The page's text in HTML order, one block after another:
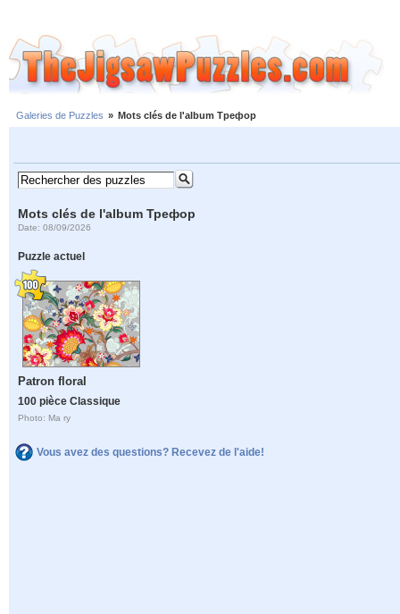
Galeries de Puzzles » Mots clés de l'album Трефор
Mots clés de l'album Трефор
Date: 08/09/2026
Puzzle actuel
Patron floral
100 pièce Classique
Photo: Ma ry
Vous avez des questions? Recevez de l'aide!